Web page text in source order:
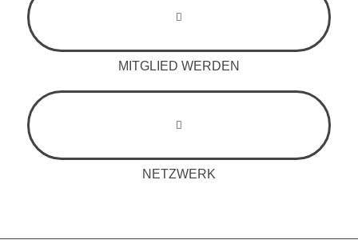
MITGLIED WERDEN
NETZWERK